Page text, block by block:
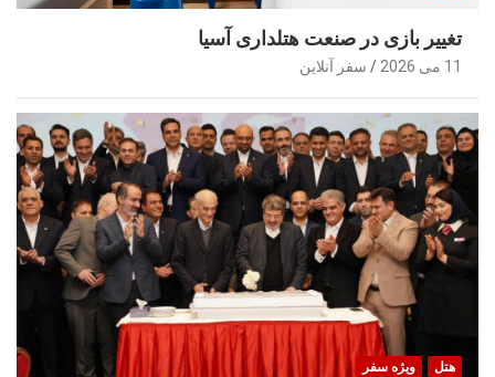
تغییر بازی در صنعت هتلداری آسیا
11 می 2026 سفر آنلاین
هتل ویژه سفر